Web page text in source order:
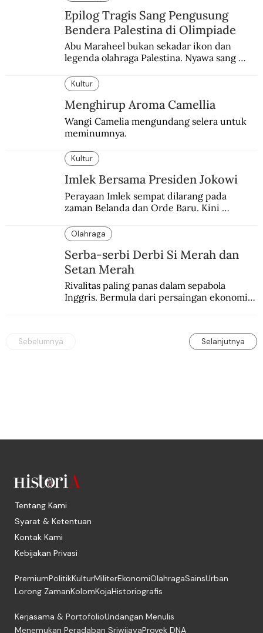
Epilog Tragis Sang Pengusung
Bendera Palestina di Olimpiade
Abu Maraheel bukan sekadar ikon dan
legenda olahraga Palestina. Nyawa sang
memblokade Rafah.
Kultur
Menghirup Aroma Camellia
Wangi Camelia mengundang selera untuk
meminumnya.
Kultur
Imlek Bersama Presiden Jokowi
Perayaan Imlek sempat dilarang pada
zaman Belanda dan Orde Baru. Kini
Olahraga
Serba-serbi Derbi Si Merah dan
Setan Merah
Rivalitas paling panas dalam sepabola
Inggris. Bermula dari persaingan ekonomi
Sebelumnya Selanjutnya
Tentang Kami
Syarat & Ketentuan
Kontak Kami
Kebijakan Privasi
PremiumPolitikKulturMiliterEkonomiOlahragaSainsUrban
Lorong ZamanKolomKojaHistoriografis
Kerjasama & PortofolioUndangan Menulis
Menemukan Peradaban SriwijayaProyek DNA